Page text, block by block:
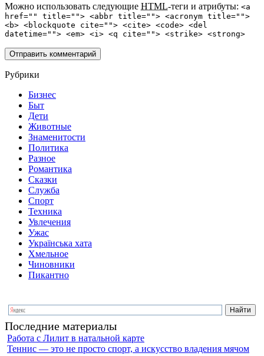
Можно использовать следующие HTML-теги и атрибуты: <a
href="" title=""> <abbr title=""> <acronym title="">
<b> <blockquote cite=""> <cite> <code> <del
datetime=""> <em> <i> <q cite=""> <strike> <strong>
Рубрики
Бизнес
Быт
Дети
Животные
Знаменитости
Политика
Разное
Романтика
Сказки
Служба
Спорт
Техника
Увлечения
Ужас
Українська хата
Хмельное
Чиновники
Пикантно
Последние материалы
Работа с Лилит в натальной карте
Теннис — это не просто спорт, а искусство владения мячом